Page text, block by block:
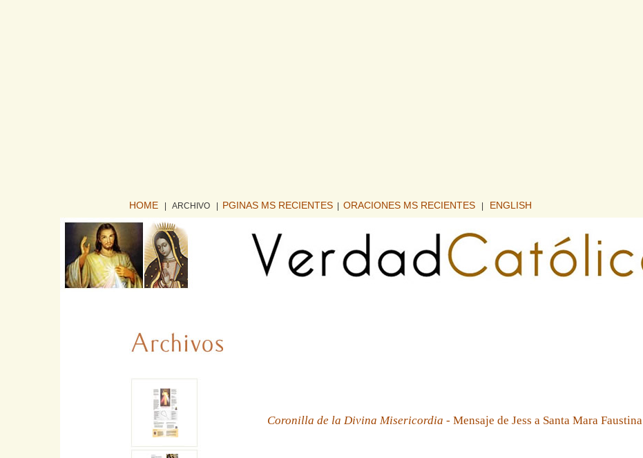
HOME | ARCHIVO PGINAS MS RECIENTES ORACIONES MS RECIENTES ENGLISH
Coronilla de la Divina Misericordia - Mensaje de Jess a Santa Mara Faustina